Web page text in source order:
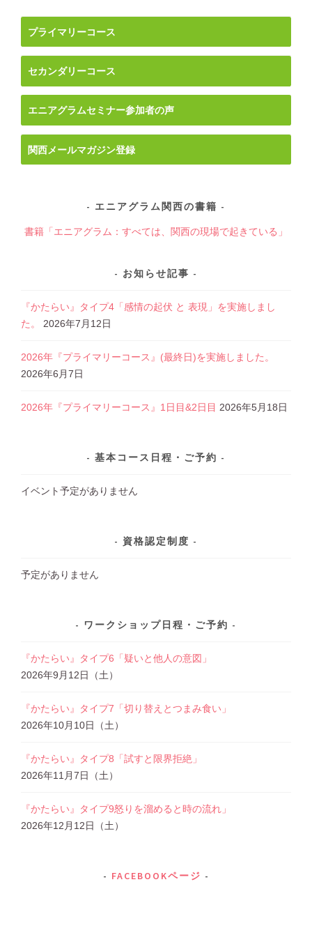
ー
シ
ョ
ン
プライマリーコース
セカンダリーコース
エニアグラムセミナー参加者の声
関西メールマガジン登録
エニアグラム関西の書籍
書籍「エニアグラム：すべては、関西の現場で起きている」
お知らせ記事
『かたらい』タイプ4「感情の起伏 と 表現」を実施しまし
た。
2026年7月12日
2026年『プライマリーコース』(最終日)を実施しました。
2026年6月7日
2026年『プライマリーコース』1日目&2日目 2026年5月18日
基本コース日程・ご予約
イベント予定がありません
資格認定制度
予定がありません
ワークショップ日程・ご予約
『かたらい』タイプ6「疑いと他人の意図」
2026年9月12日（土）
『かたらい』タイプ7「切り替えとつまみ食い」
2026年10月10日（土）
『かたらい』タイプ8「試すと限界拒絶」
2026年11月7日（土）
『かたらい』タイプ9怒りを溜めると時の流れ」
2026年12月12日（土）
FACEBOOKページ